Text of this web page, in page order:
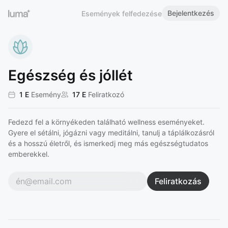
Események felfedezése Bejelentkezés
Egészség és jóllét
1 E Esemény 17 E Feliratkozó
Fedezd fel a környékeden található wellness eseményeket.
Gyere el sétálni, jógázni vagy meditálni, tanulj a táplálkozásról
és a hosszú életről, és ismerkedj meg más egészségtudatos
emberekkel.
Feliratkozás